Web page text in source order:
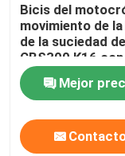
Bicis del
movimiento de
de la suciedad
CBS300 K16
freno de disco
Mejor